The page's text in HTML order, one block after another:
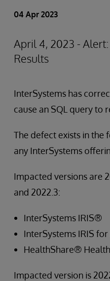
04 Apr 2023
April 4, 2023 -
Results
InterSystems has
cause an SQL query to
The defect exists in
any InterSystems
Impacted versions are
and 2022.3:
InterSystems IRIS®
InterSystems IRIS
HealthShare®
Impacted version is